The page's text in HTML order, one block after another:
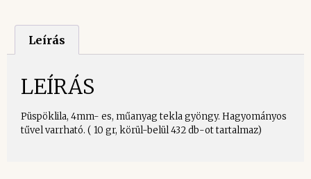
Leírás
LEÍRÁS
Püspöklila, 4mm- es, műanyag tekla gyöngy. Hagyományos
tűvel varrható. ( 10 gr, körül-belül 432 db-ot tartalmaz)